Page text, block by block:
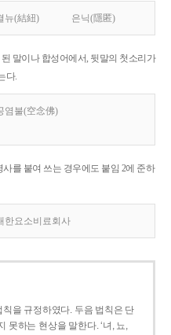
뉴(結紐) 은닉(隱匿)
말이나 합성어에서, 뒷말의 첫소리가
다.
염불(空念佛)
를 붙여 쓰는 경우에도 붙임 2에 준하
한요소비료회사
을 규정하였다. 두음 법칙은 단
못하는 현상을 말한다. ‘녀, 뇨,